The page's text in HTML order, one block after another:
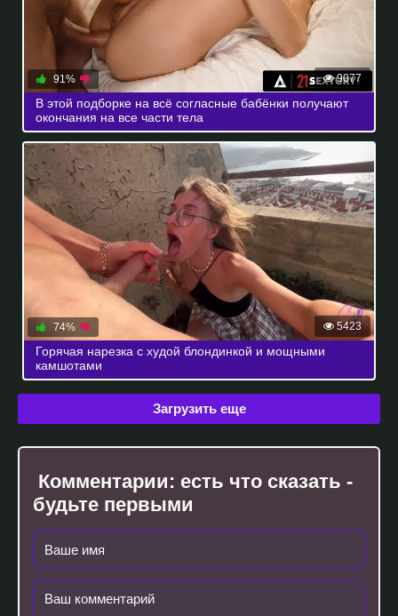
9077
91%
В этой подборке на всё согласные бабёнки получают
окончания на все части тела
5423
74%
Горячая нарезка с худой блондинкой и мощными
камшотами
Загрузить еще
Комментарии: есть что сказать -
будьте первыми